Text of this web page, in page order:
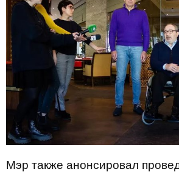
Мэр также анонсировал